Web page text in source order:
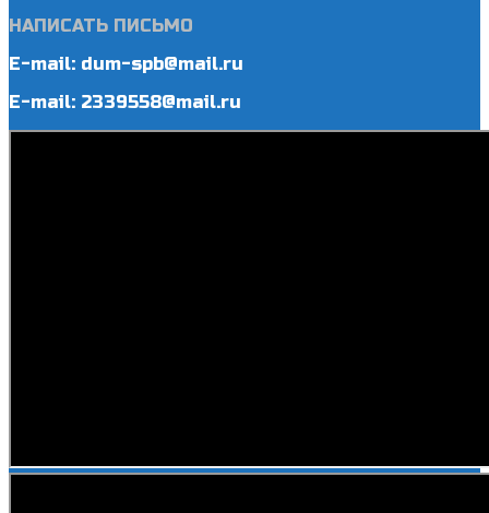
НАПИСАТЬ ПИСЬМО
E-mail: dum-spb@mail.ru
E-mail: 2339558@mail.ru